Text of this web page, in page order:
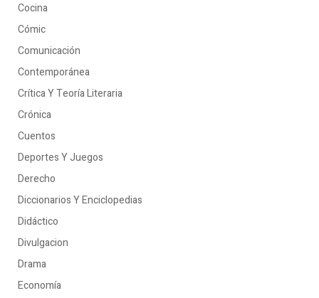
Cocina
Cómic
Comunicación
Contemporánea
Crítica Y Teoría Literaria
Crónica
Cuentos
Deportes Y Juegos
Derecho
Diccionarios Y Enciclopedias
Didáctico
Divulgacion
Drama
Economía